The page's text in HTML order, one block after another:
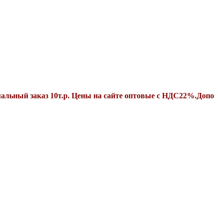
заказ 10т.р. Цены на сайте оптовые с